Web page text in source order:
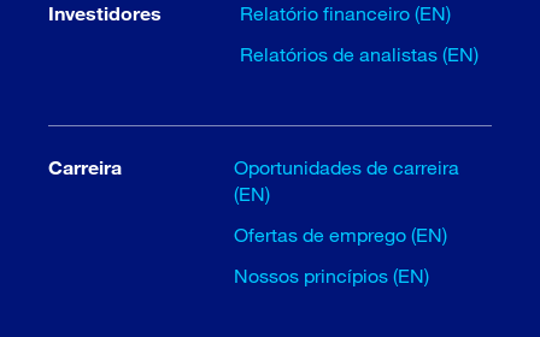
Investidores
Relatório financeiro (EN)
Relatórios de analistas (EN)
Carreira
Oportunidades de carreira
(EN)
Ofertas de emprego (EN)
Nossos princípios (EN)